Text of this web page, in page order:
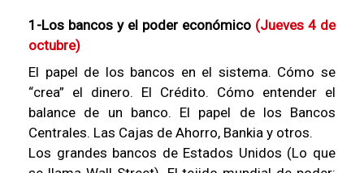
1-Los bancos y el poder económico (Jueves 4 de
octubre)
El papel de los bancos en el sistema. Cómo se
“crea” el dinero. El Crédito. Cómo entender el
balance de un banco. El papel de los Bancos
Centrales. Las Cajas de Ahorro, Bankia y otros.
Los grandes bancos de Estados Unidos (Lo que